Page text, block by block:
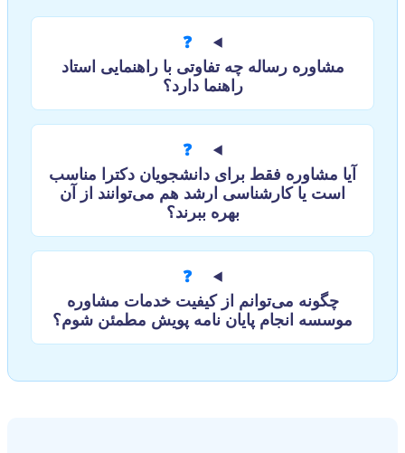
❓
مشاوره رساله چه تفاوتی با راهنمایی استاد
راهنما دارد؟
❓
آیا مشاوره فقط برای دانشجویان دکترا مناسب
است یا کارشناسی ارشد هم می‌توانند از آن
بهره ببرند؟
❓
چگونه می‌توانم از کیفیت خدمات مشاوره
موسسه انجام پایان نامه پویش مطمئن شوم؟